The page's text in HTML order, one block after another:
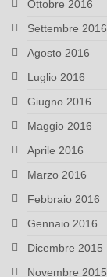
Ottobre 2016
Settembre 2016
Agosto 2016
Luglio 2016
Giugno 2016
Maggio 2016
Aprile 2016
Marzo 2016
Febbraio 2016
Gennaio 2016
Dicembre 2015
Novembre 2015